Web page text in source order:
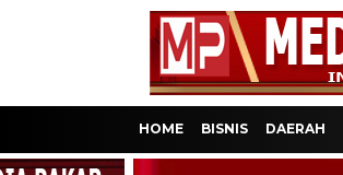
HOME BISNIS DAERAH